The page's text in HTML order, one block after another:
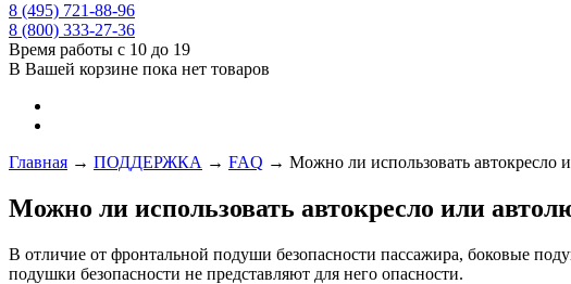
8 (495) 721-88-96
8 (800) 333-27-36
Время работы с 10 до 19
В Вашей корзине пока нет товаров
Главная → ПОДДЕРЖКА → FAQ → Можно ли использовать автокресло
Можно ли использовать автокресло или
В отличие от фронтальной подуши безопасности пассажира, боковые
подушки безопасности не представляют для него опасности.